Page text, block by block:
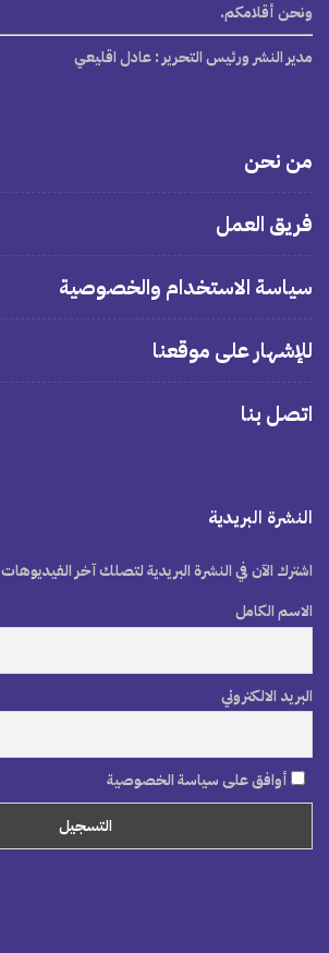
ونحن أقلامكم.
مدير النشر ورئيس التحرير: عادل اقليعي
من نحن
فريق العمل
سياسة الاستخدام والخصوصية
للإشهار على موقعنا
اتصل بنا
النشرة البريدية
اشترك الآن في النشرة البريدية لتصلك آخر الفيديوهات
الاسم الكامل
البريد الالكتروني
أوافق على سياسة الخصوصية